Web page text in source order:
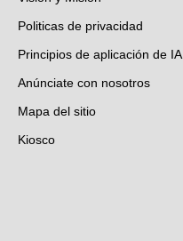
Politicas de privacidad
Principios de aplicación de IA
Anúnciate con nosotros
Mapa del sitio
Kiosco